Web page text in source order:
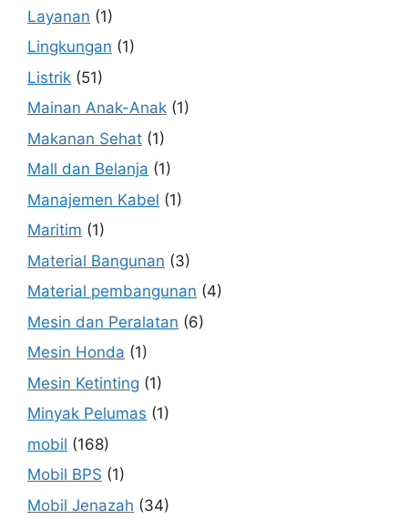
Layanan (1)
Lingkungan (1)
Listrik (51)
Mainan Anak-Anak (1)
Makanan Sehat (1)
Mall dan Belanja (1)
Manajemen Kabel (1)
Maritim (1)
Material Bangunan (3)
Material pembangunan (4)
Mesin dan Peralatan (6)
Mesin Honda (1)
Mesin Ketinting (1)
Minyak Pelumas (1)
mobil (168)
Mobil BPS (1)
Mobil Jenazah (34)